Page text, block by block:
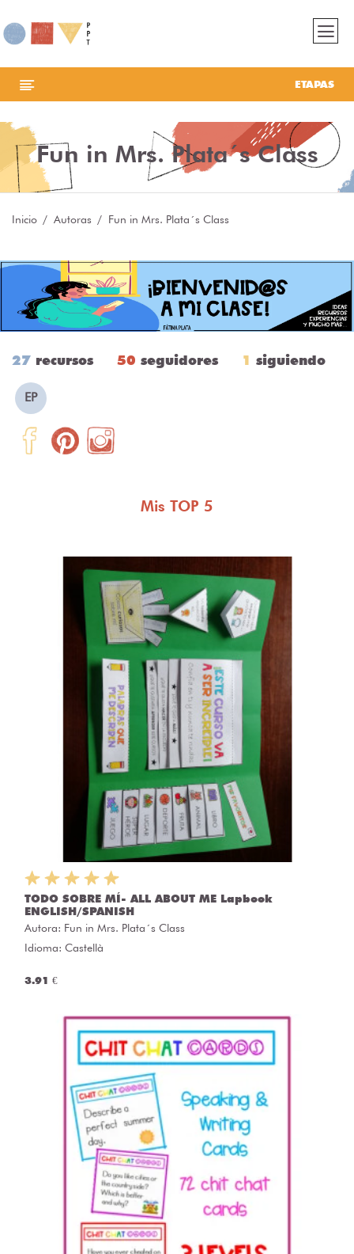
ETAPAS
Fun in Mrs. Plata´s Class
Inicio Autoras Fun in Mrs. Plata´s Class
27 recursos 50 seguidores 1 siguiendo
EP
Mis TOP 5
TODO SOBRE MÍ- ALL ABOUT ME Lapbook
ENGLISH/SPANISH
Autora: Fun in Mrs. Plata´s Class
Idioma: Castellà
3.91 €